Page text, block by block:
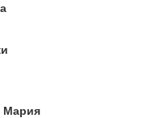
Мария